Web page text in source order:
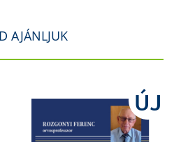
AJÁNLJUK
ÚJ